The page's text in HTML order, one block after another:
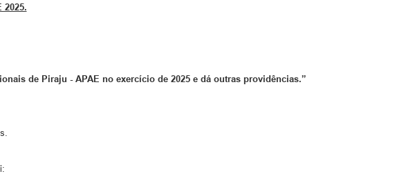
2025.
de Piraju - APAE no exercício de 2025 e dá outras providências.”